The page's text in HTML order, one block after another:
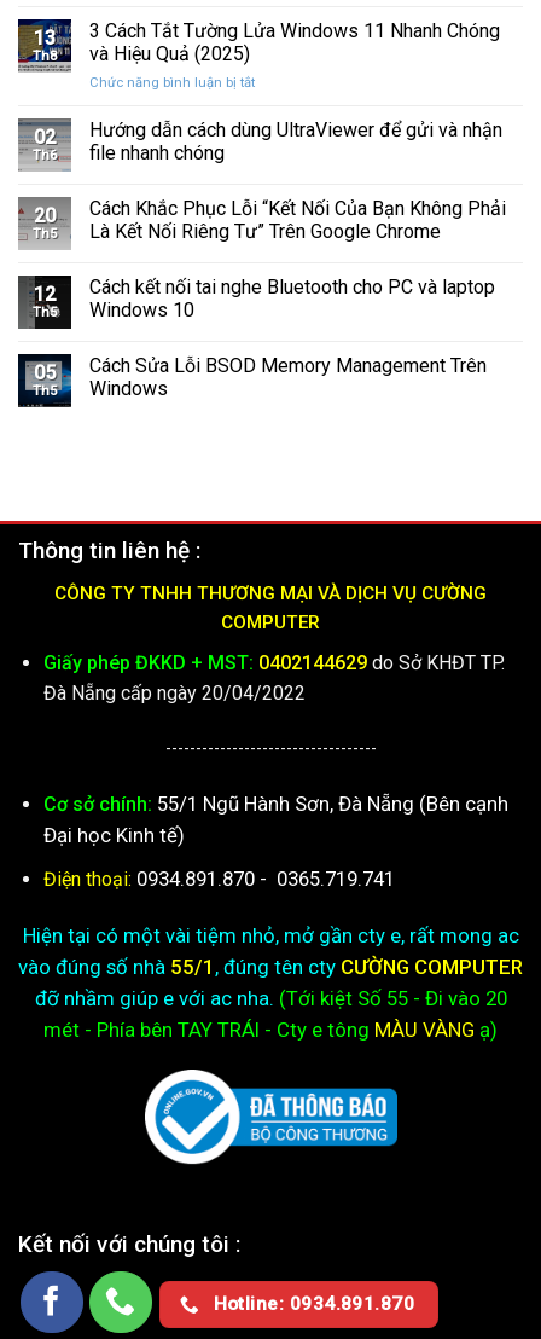
Hỏng
Giác
Trên
C
Sửa
Âm
Khi
11
13
Th8
3 Cách Tắt Tường Lửa Windows 11 Nhanh Chóng
và Hiệu Quả (2025)
Chức năng bình luận bị tắtở
Cách
Tắt
Windows
11
và
02
Th6
Hướng dẫn cách dùng UltraViewer để gửi và nhận
file nhanh chóng
20
Th5
Cách Khắc Phục Lỗi “Kết Nối Của Bạn Không Phải
Là Kết Nối Riêng Tư” Trên Google Chrome
12
Th5
Cách kết nối tai nghe Bluetooth cho PC và laptop
Windows 10
05
Th5
Cách Sửa Lỗi BSOD Memory Management Trên
Windows
Thông tin liên hệ :
CÔNG TY TNHH THƯƠNG MẠI VÀ DỊCH VỤ CƯỜNG
COMPUTER
Giấy phép ĐKKD + MST: 0402144629do Sở KHĐT TP.
Đà Nẵng cấp ngày 20/04/2022
-----------------------------------
Cơ sở chính: 55/1 Ngũ Hành Sơn, Đà Nẵng (Bên cạnh
Đại học Kinh tế)
Điện thoại: 0934.891.870 - 0365.719.741
Hiện tại có một vài tiệm nhỏ, mở gần cty e, rất mong ac
vào đúng số nhà 55/1 , đúng tên cty CƯỜNG COMPUTER
đỡ nhầm giúp e với ac nha. (Tới kiệtSố 55 - Đi vào 20
mét - Phía bên TAY TRÁI - Cty e tông MÀU VÀNG ạ)
Kết nối với chúng tôi :
Hotline: 0934.891.870